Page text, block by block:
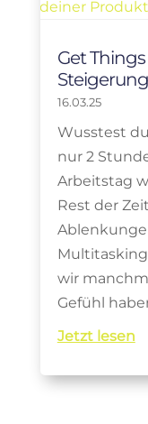
Get
16.03.25
Wusstest
nur 2
Arbeitstag
Rest der
Multitasking
wir
Gefühl
Jetzt lesen